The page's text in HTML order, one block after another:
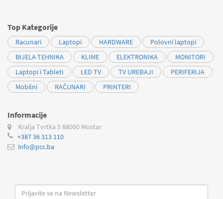
Top Kategorije
Racunari Laptopi HARDWARE
Polovni laptopi
BIJELA TEHNIKA
KLIME ELEKTRONIKA
MONITORI
Laptopi i Tableti
LED TV TV UREĐAJI
PERIFERIJA
Mobilni
RAČUNARI PRINTERI
Informacije
Kralja Tvrtka 5 88000 Mostar
+387 36 313 110
info@pcc.ba